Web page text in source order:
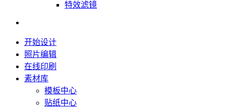
特效滤镜
开始设计
照片编辑
在线印刷
素材库
模板中心
贴纸中心